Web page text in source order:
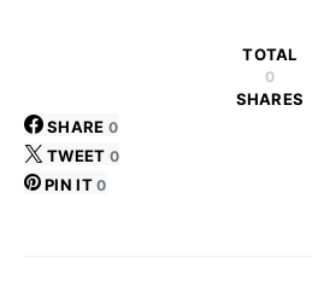
TOTAL
0
SHARES
SHARE 0
TWEET 0
PIN IT 0